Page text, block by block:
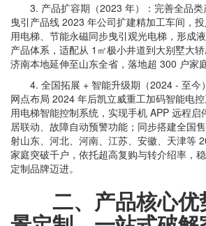
3. 产品扩容期（2023 年）：完善全品类
曳引产品线 2023 年公司扩建精加工车间，
用电梯、节能永磁同步曳引观光电梯，形成
产品体系，适配从 1㎡极小井道到大别墅大
济南本地延伸至山东全省，落地超 300 户家
4. 全国拓展 + 智能升级期（2024 - 至今
网点布局 2024 年后凯立威重工加码智能电
用电梯智能控制系统，实现手机 APP 远程启
居联动、故障自动预警功能；同步搭建全国
射山东、河北、河南、江苏、安徽、天津等
家庭突破千户，依托超高复购与转介绍率，
定制品牌迈进。
二、产品核心优